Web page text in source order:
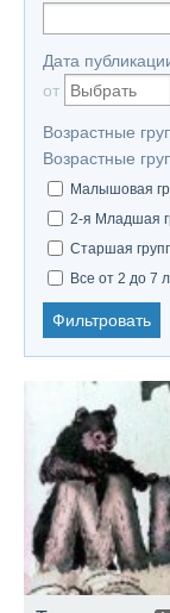
Дата
от
Возрастные
Возрастные
Малышовая
2-я Младшая
Старшая
Все от 2 до 7
Фильтровать